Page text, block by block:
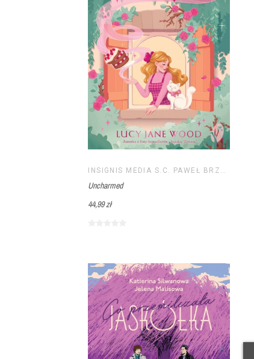
INSIGNIS MEDIA S.C. PAWEŁ BRZOZOWSKI TOMASZ BRZOZOWSKI
Uncharmed
44,99 zł